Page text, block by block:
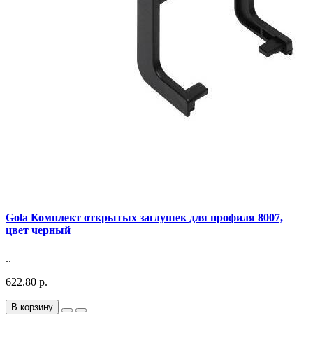
Gola Комплект открытых заглушек для профиля 8007,
цвет черный
..
622.80 р.
В корзину